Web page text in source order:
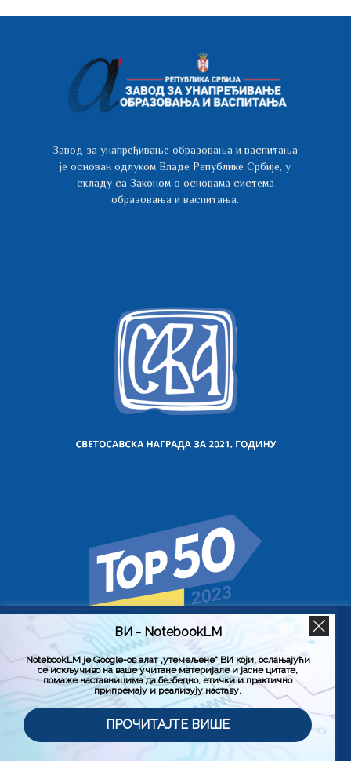
Завод за унапређивање образовања и васпитања
је основан одлуком Владе Републике Србије, у
складу са Законом о основама система
образовања и васпитања.
Политика приватности Услови коришћења (Лиценца)
Користимо колачиће на овој веб страници да бисмо вам
побољшали искуство коришћења нашег сајта тако што
ћемо запамтити ваше жељене поставке. Кликом на
„Прихвати све“, пристајете на употребу СВИХ колачића.
Међутим, можете да посетите „Подешавање колачића“
да бисте дали контролисану сагласност.
ВИ - NotebookLM
NotebookLM је Google-ов алат „утемељене“ ВИ који, ослањајући
се искључиво на ваше учитане материјале и јасне цитате,
помаже наставницима да безбедно, етички и практично
припремају и реализују наставу.
ПРОЧИТАЈТЕ ВИШЕ